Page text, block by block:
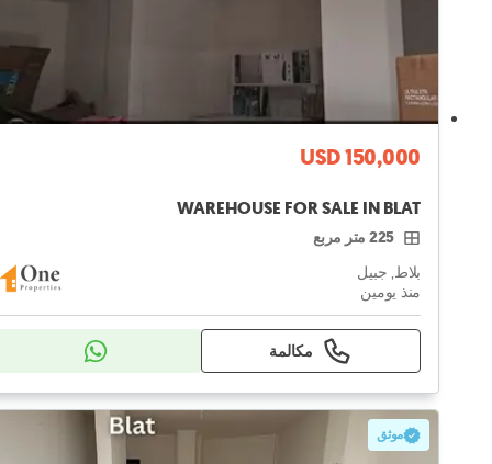
USD 150,000
WAREHOUSE FOR SALE IN BLAT
225 متر مربع
بلاط, جبيل
منذ يومين
مكالمة
موثق